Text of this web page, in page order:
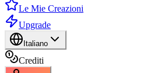
Le Mie Creazioni
Upgrade
Italiano
Crediti